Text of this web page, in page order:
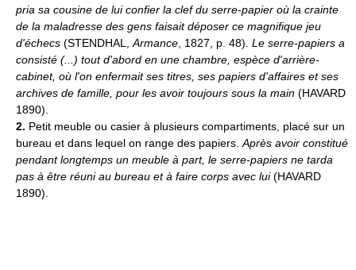
pria sa cousine de lui confier la clef du serre-papier où la crainte
de la maladresse des gens faisait déposer ce magnifique jeu
d'échecs (STENDHAL, Armance , 1827, p. 48). Le serre-papiers a
consisté (...) tout d'abord en une chambre, espèce d'arrière-
cabinet, où l'on enfermait ses titres, ses papiers d'affaires et ses
archives de famille, pour les avoir toujours sous la main (HAVARD
1890).
2. Petit meuble ou casier à plusieurs compartiments, placé sur un
bureau et dans lequel on range des papiers. Après avoir constitué
pendant longtemps un meuble à part, le serre-papiers ne tarda
pas à être réuni au bureau et à faire corps avec lui(HAVARD
1890).